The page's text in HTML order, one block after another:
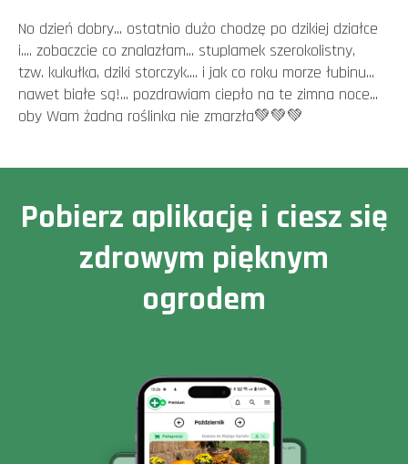
No dzień dobry... ostatnio dużo chodzę po dzikiej działce
i.... zobaczcie co znalazłam... stuplamek szerokolistny,
tzw. kukułka, dziki storczyk.... i jak co roku morze łubinu...
nawet białe są!... pozdrawiam ciepło na te zimna noce...
oby Wam żadna roślinka nie zmarzła💚💚💚
Pobierz aplikację i ciesz się
zdrowym pięknym
ogrodem